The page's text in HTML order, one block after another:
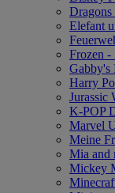
Dragons
Elefant
Frozen
Gabby's
Harry
Jurassic
K-POP
Marvel
Meine
Mia and
Mickey